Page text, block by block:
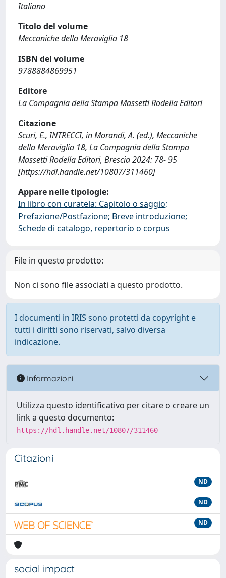
Italiano
Titolo del volume
Meccaniche della Meraviglia 18
ISBN del volume
9788884869951
Editore
La Compagnia della Stampa Massetti Rodella Editori
Citazione
Scuri, E., INTRECCI, in Morandi, A. (ed.), Meccaniche
della Meraviglia 18, La Compagnia della Stampa
Massetti Rodella Editori, Brescia 2024: 78- 95
[https://hdl.handle.net/10807/311460]
Appare nelle tipologie:
In libro con curatela: Capitolo o saggio;
Prefazione/Postfazione; Breve introduzione;
Schede di catalogo, repertorio o corpus
File in questo prodotto:
Non ci sono file associati a questo prodotto.
I documenti in IRIS sono protetti da copyright e
tutti i diritti sono riservati, salvo diversa
indicazione.
Informazioni
Utilizza questo identificativo per citare o creare un
link a questo documento:
https://hdl.handle.net/10807/311460
Citazioni
ND
ND
ND
social impact